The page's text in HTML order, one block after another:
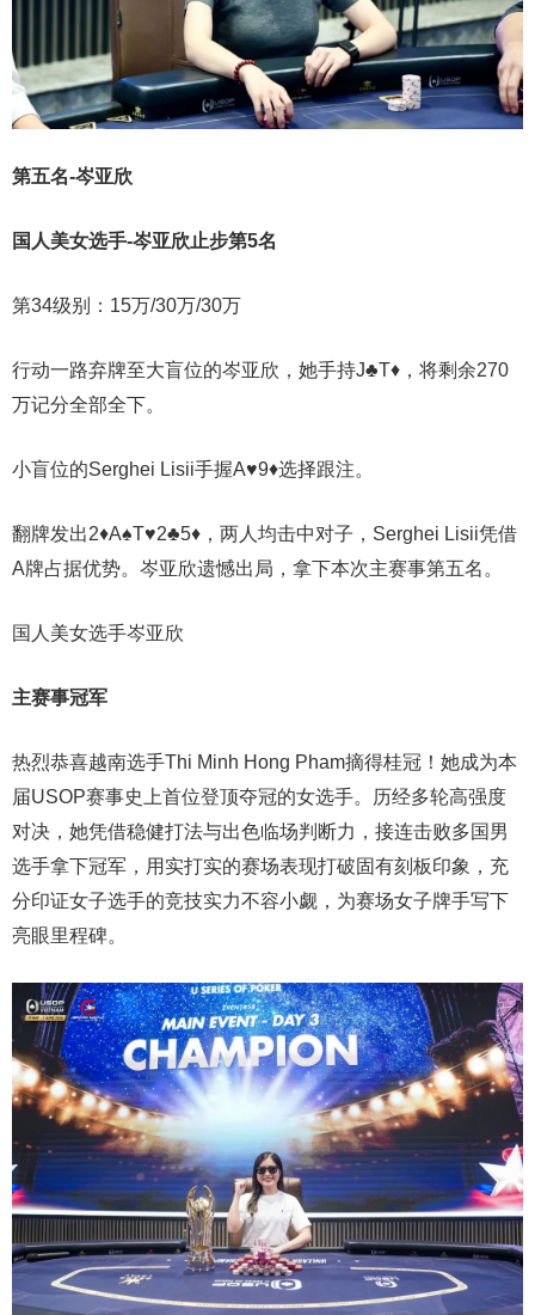
第五名-岑亚欣
国人美女选手-岑亚欣止步第5名
第34级别：15万/30万/30万
行动一路弃牌至大盲位的岑亚欣，她手持J♣T♦，将剩余270
万记分全部全下。
小盲位的Serghei Lisii手握A♥9♦选择跟注。
翻牌发出2♦A♠T♥2♣5♦，两人均击中对子，Serghei Lisii凭借
A牌占据优势。岑亚欣遗憾出局，拿下本次主赛事第五名。
国人美女选手岑亚欣
主赛事冠军
热烈恭喜越南选手Thi Minh Hong Pham摘得桂冠！她成为本
届USOP赛事史上首位登顶夺冠的女选手。历经多轮高强度
对决，她凭借稳健打法与出色临场判断力，接连击败多国男
选手拿下冠军，用实打实的赛场表现打破固有刻板印象，充
分印证女子选手的竞技实力不容小觑，为赛场女子牌手写下
亮眼里程碑。